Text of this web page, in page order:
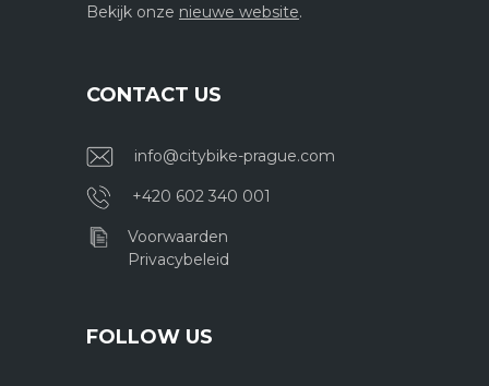
Bekijk onze nieuwe website.
CONTACT US
info@citybike-prague.com
+420 602 340 001
Voorwaarden
Privacybeleid
FOLLOW US